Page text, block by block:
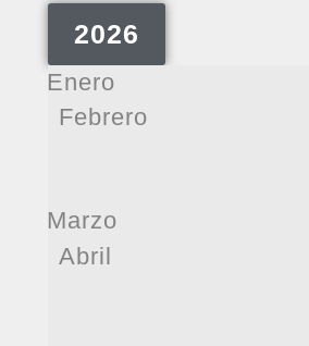
2026
Enero
Febrero
Marzo
Abril